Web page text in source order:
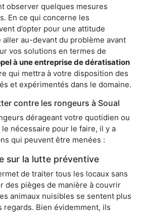
observer quelques mesures
En ce qui concerne les
d’opter pour une attitude
aller au-devant du problème avant
vos solutions en termes de
à une entreprise de dératisation
qui mettra à votre disposition des
et expérimentés dans le domaine.
contre les rongeurs à Soual
dérageant votre quotidien ou
nécessaire pour le faire, il y a
qui peuvent être menées :
sur la lutte préventive
de traiter tous les locaux sans
des pièges de manière à couvrir
animaux nuisibles se sentent plus
Bien évidemment, ils